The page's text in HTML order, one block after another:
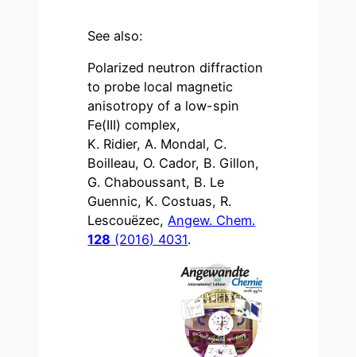
See also:
Polarized neutron diffraction
to probe local magnetic
anisotropy of a low-spin
Fe(III) complex,
K. Ridier, A. Mondal, C.
Boilleau, O. Cador, B. Gillon,
G. Chaboussant, B. Le
Guennic, K. Costuas, R.
Lescouëzec, Angew. Chem.
128 (2016) 4031.